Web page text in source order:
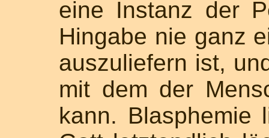
eine Instanz der
Hingabe nie ganz
auszuliefern ist,
mit dem der
kann. Blasphemie